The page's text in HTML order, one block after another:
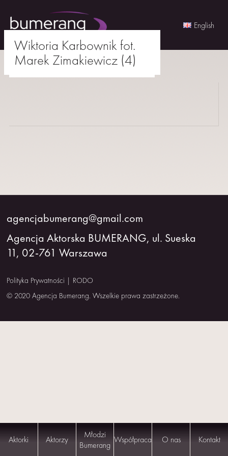
AKTORKI
WSPÓŁPRACA
O
NAS
Aktorki Aktorzy
Młodzi
Bumerang Współpraca O nas Kontakt
English
content
agencjabumerang@gmail.com
Wiktoria Karbownik fot.
Marek Zimakiewicz (4)
agencjabumerang@gmail.com
Agencja Aktorska BUMERANG, ul. Sueska
11, 02-761 Warszawa
Polityka Prywatności | RODO
© 2020 Agencja Bumerang. Wszelkie prawa zastrzeżone.